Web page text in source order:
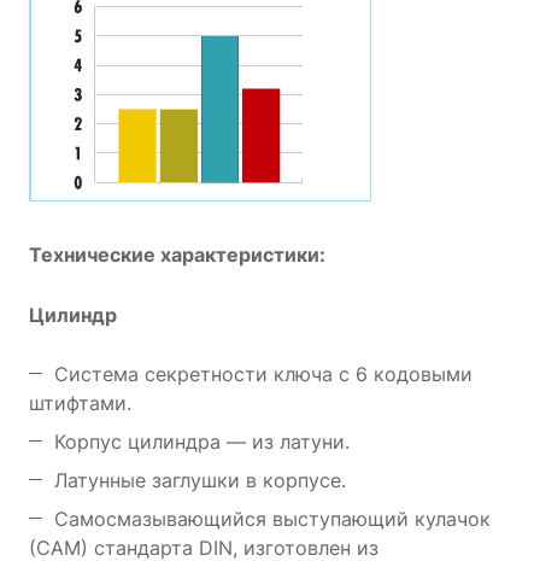
Технические характеристики:
Цилиндр
Система секретности ключа с 6 кодовыми
штифтами.
Корпус цилиндра — из латуни.
Латунные заглушки в корпусе.
Самосмазывающийся выступающий кулачок
(САМ) стандарта DIN, изготовлен из